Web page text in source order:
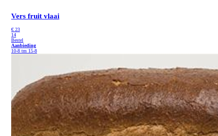
Vers fruit vlaai
€ 23
14
Bestel
Aanbieding
10-8 tm 15-8